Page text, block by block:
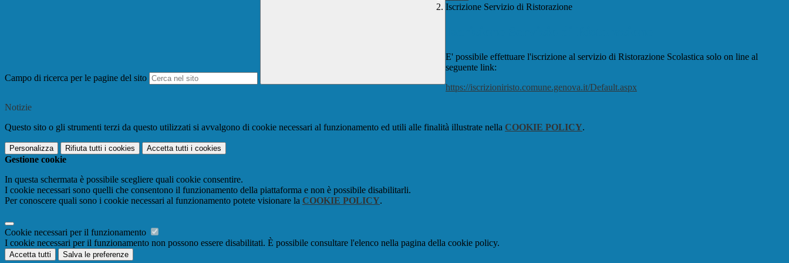
Campo di ricerca per le pagine del sito
Iscrizione Servizio di Ristorazione
E' possibile effettuare l'iscrizione al servizio di Ristorazione Scolastica solo on line al
seguente link:
https://iscrizioniristo.comune.genova.it/Default.aspx
Notizie
Questo sito o gli strumenti terzi da questo utilizzati si avvalgono di cookie necessari al funzionamento ed utili alle finalità illustrate nella COOKIE POLICY.
Personalizza Rifiuta tutti i cookies Accetta tutti i cookies
Gestione cookie
In questa schermata è possibile scegliere quali cookie consentire.
I cookie necessari sono quelli che consentono il funzionamento della piattaforma e non è possibile disabilitarli.
Per conoscere quali sono i cookie necessari al funzionamento potete visionare la COOKIE POLICY.
Cookie necessari per il funzionamento
I cookie necessari per il funzionamento non possono essere disabilitati. È possibile consultare l'elenco nella pagina della cookie policy.
Accetta tutti Salva le preferenze